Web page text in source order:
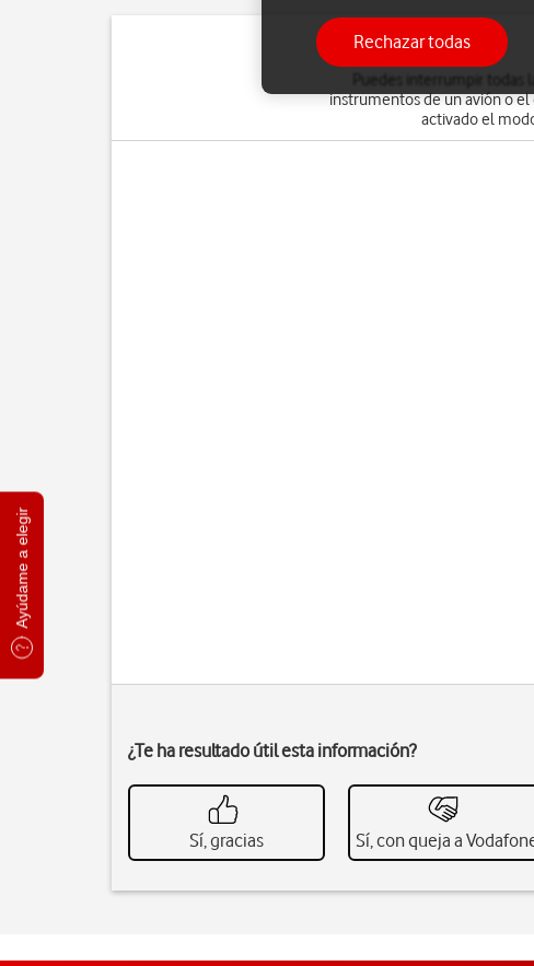
Ayúdame a elegir
instrumentos de un avión o
activado el
¿Te ha resultado útil esta información?
Sí, gracias Sí, con queja a
Rechazar todas